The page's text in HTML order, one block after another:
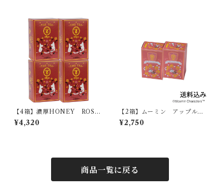
【4箱】濃厚HONEY ROSE
紅茶 021642
¥4,320
【2箱】ムーミン アップルシ
ナモンティー07409
¥2,750
商品一覧に戻る